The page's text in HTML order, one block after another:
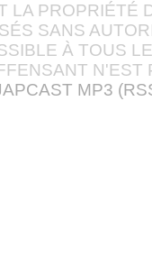
LA PROPRIÉTÉ
SANS
À TOUS
N'EST
MP3